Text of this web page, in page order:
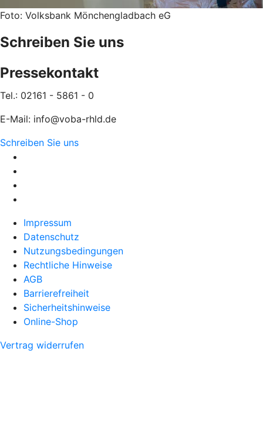
Foto: Volksbank Mönchengladbach eG
Schreiben Sie uns
Pressekontakt
Tel.: 02161 - 5861 - 0
E-Mail: info@voba-rhld.de
Schreiben Sie uns
Impressum
Datenschutz
Nutzungsbedingungen
Rechtliche Hinweise
AGB
Barrierefreiheit
Sicherheitshinweise
Online-Shop
Vertrag widerrufen